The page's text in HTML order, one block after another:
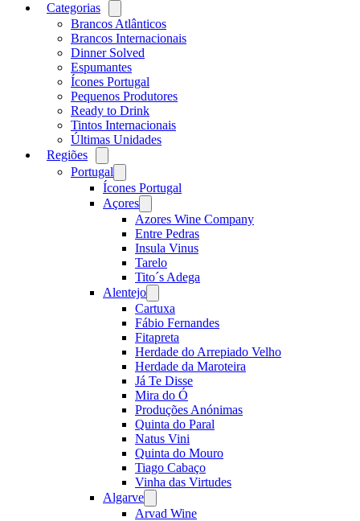
Categorias
menu
Brancos Atlânticos
Brancos Internacionais
Dinner Solved
Espumantes
Ícones Portugal
Pequenos Produtores
Ready to Drink
Tintos Internacionais
Últimas Unidades
Regiões
menu
Portugal
menu
Ícones Portugal
Açores
menu
Azores Wine Company
Entre Pedras
Insula Vinus
Tarelo
Tito´s Adega
Alentejo
menu
Cartuxa
Fábio Fernandes
Fitapreta
Herdade do Arrepiado Velho
Herdade da Maroteira
Já Te Disse
Mira do Ó
Produções Anónimas
Quinta do Paral
Natus Vini
Quinta do Mouro
Tiago Cabaço
Vinha das Virtudes
Algarve
menu
Arvad Wine